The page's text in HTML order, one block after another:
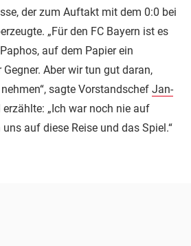
der zum Auftakt mit dem 0:0 bei
„Für den FC Bayern ist es
auf dem Papier ein
Aber wir tun gut daran,
sagte Vorstandschef Jan-
erzählte: „Ich war noch nie auf
auf diese Reise und das Spiel.“